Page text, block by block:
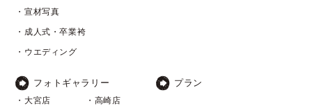
・宣材写真
・成人式・卒業袴
・ウエディング
フォトギャラリー
・大宮店 ・高崎店
プラン